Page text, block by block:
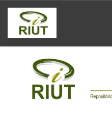
Skip
navigation